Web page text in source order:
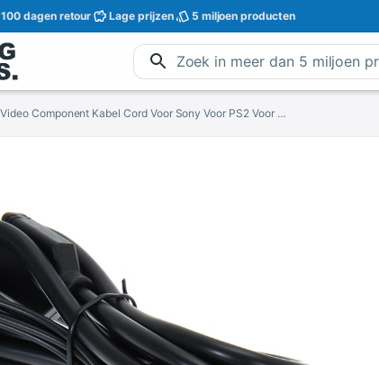
100 dagenretour Lage prijzen 5 miljoen producten
Hdtv Av Audio Video Component Kabel Cord Voor Sony Voor PS2 Voor PS3